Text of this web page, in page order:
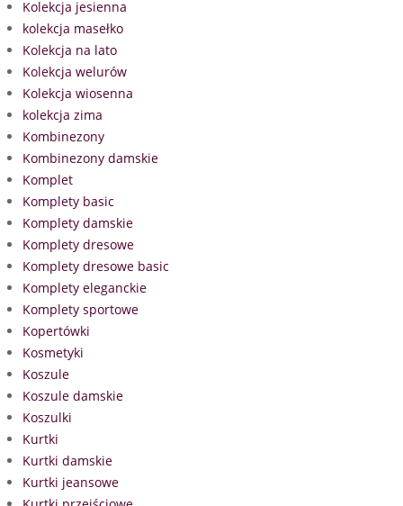
Kolekcja jesienna
kolekcja masełko
Kolekcja na lato
Kolekcja welurów
Kolekcja wiosenna
kolekcja zima
Kombinezony
Kombinezony damskie
Komplet
Komplety basic
Komplety damskie
Komplety dresowe
Komplety dresowe basic
Komplety eleganckie
Komplety sportowe
Kopertówki
Kosmetyki
Koszule
Koszule damskie
Koszulki
Kurtki
Kurtki damskie
Kurtki jeansowe